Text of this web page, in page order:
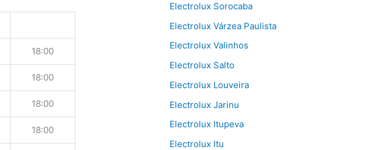
18:00
18:00
18:00
18:00
Electrolux Sorocaba
Electrolux Várzea Paulista
Electrolux Valinhos
Electrolux Salto
Electrolux Louveira
Electrolux Jarinu
Electrolux Itupeva
Electrolux Itu